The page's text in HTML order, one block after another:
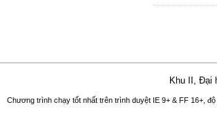
Khu II, Đại
Chương trình chạy tốt nhất trên trình duyệt IE 9+ & FF 16+,